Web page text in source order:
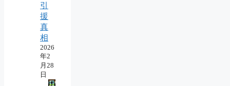
引
援
真
相
2026
年2
月28
日